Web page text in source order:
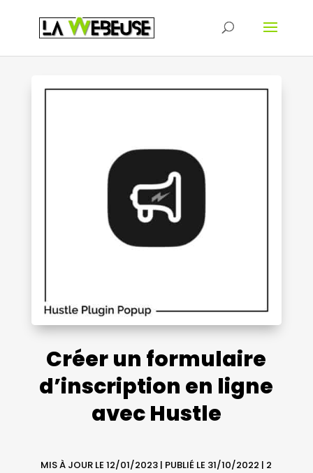
Créer un formulaire
d’inscription en ligne
avec Hustle
MIS À JOUR LE 12/01/2023 | PUBLIÉ LE 31/10/2022 | 2